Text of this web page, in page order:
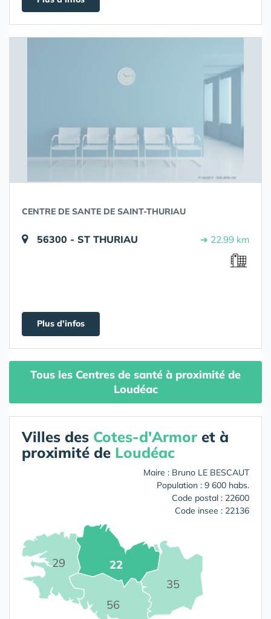
CENTRE DE SANTE DE SAINT-THURIAU
56300 - ST THURIAU ➔ 22.99 km
Plus d'infos
Tous les Centres de santé à proximité de
Loudéac
Villes des Cotes-d'Armor et à
proximité de Loudéac
Maire : Bruno LE BESCAUT
Population : 9 600 habs.
Code postal : 22600
Code insee : 22136
22
29
35
56